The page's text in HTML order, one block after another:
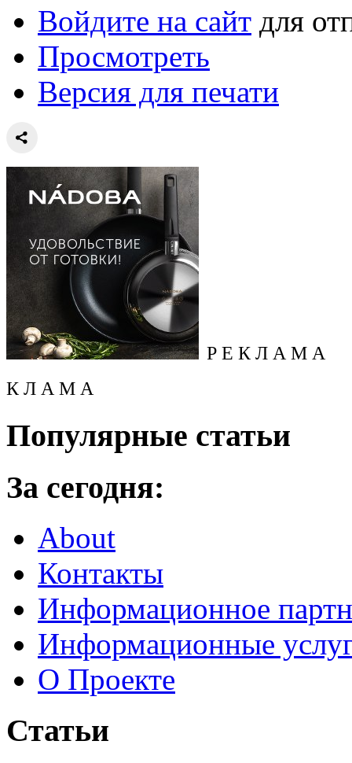
Войдите на сайт для
Просмотреть
Версия для печати
Р Е К Л А М А
К Л А М А
Популярные статьи
За сегодня:
About
Контакты
Информационное
Информационные
О Проекте
Статьи